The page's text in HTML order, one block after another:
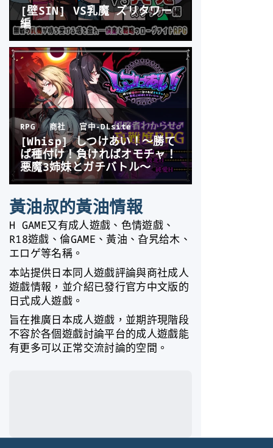
黃油叔的黃油情報
H GAME又有成人遊戲、色情遊戲、
R18遊戲、倫GAME、黃油、旮旯给木、
エロゲ等名稱。
本站提供日本同人遊戲評論與商社成人
遊戲情報，並介紹已發行官方中文版的
日式成人遊戲。
旨在推廣日本成人遊戲，並期許現階段
不容於各個遊戲討論平台的成人遊戲能
有更多可以正常交流討論的空間。